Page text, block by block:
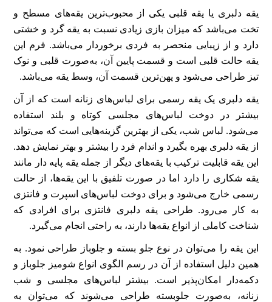
یقه دلبری یا یقه قلبی یکی از محبوب‌ترین یقه‌های مسطح و
تخت می‌باشد که میزان بازی زیادی نسبت به یقه گرد و خشتی
دارد و از زیبایی منحصر به فردی برخوردار می‌باشد. فرم این
یقه حالت قلبی است و قسمت پایین آن، به‌صورت قلبی و نوک
تیز طراحی می‌شود و پهن‌ترین قسمت آن، وسط یقه می‌باشد.
یقه دلبری یک یقه رسمی برای لباس‌های زنانه است که از آن
بیشتر در دوخت لباس‌های مجلسی کوتاه و بلند استفاده
می‌شود. لباس شب، یکی از بهترین گزینه‌هایی است که می‌تواند
از یقه دلبری بهره بگیرد و اندام فرد را بیشتر و بهتر نمایش دهد.
این یقه قابلیت ترکیب با یقه‌های دیگر از جمله یقه پایه دار مانند
یقه شکاری را دارد اما در صورت تلفیق با این یقه‌ها، از حالت
رسمی خارج می‌شود و برای دوخت لباس‌های اسپرت و فانتزی
به کار می‌رود. طراحی یقه دلبری فانتزی برای افرادی که
شناخت کاملی از انواع یقه‌ها دارند، به راحتی انجام می‌گیرد.
این یقه را می‌توان در نوع جلو بسته و جلوباز طراحی نمود. به
همین دلیل استفاده از آن در رسم الگوی انواع شومیز جلوباز و
دکمه‌دار امکان‌پذیر است. بیشتر لباس‌های مجلسی و شب
زنانه، به‌صورت جلوبسته طراحی می‌شوند که می‌توان به